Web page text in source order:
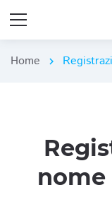
Home chevron_right
nome